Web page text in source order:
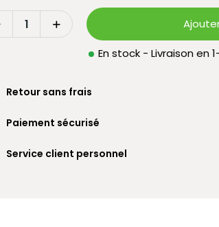
En stock - Livraison en
Retour sans frais
Paiement sécurisé
Service client personnel